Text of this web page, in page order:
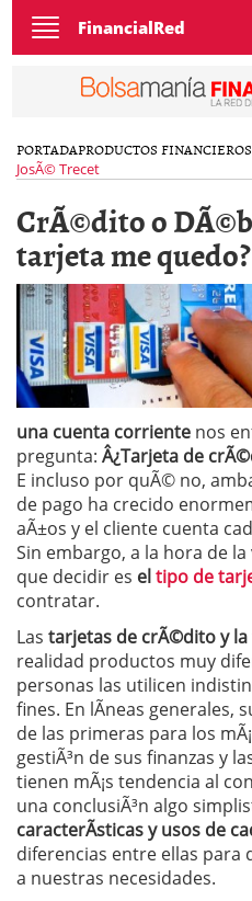
Toggle
navigation
FinancialRed
PORTADAPRODUCTOS FINANCIEROS
JosÃ© Trecet
CrÃ©dito o
tarjeta me quedo?
una cuenta corriente nos
pregunta: Â¿Tarjeta de
E incluso por quÃ© no,
de pago ha crecido
aÃ±os y el cliente cuenta
Sin embargo, a la hora de
que decidir es eltipo de
contratar.
Las tarjetas de crÃ©ditoy
realidad productos muy
personas las utilicen
fines. En lÃ­neas generales,
de las primeras para los
gestiÃ³n de sus finanzas y
tienen mÃ¡s tendencia al
una conclusiÃ³n algo
caracterÃ­sticas y usos de
diferencias entre ellas para
a nuestras necesidades.